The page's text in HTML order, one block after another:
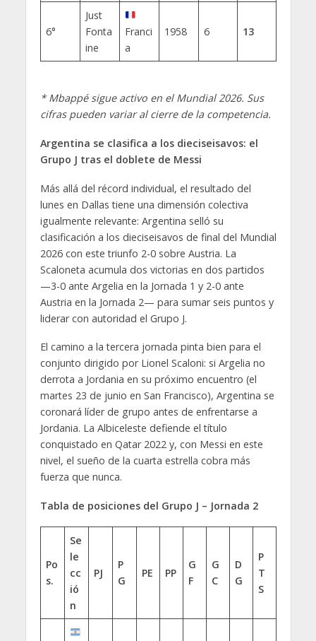
6°
Just
Fonta
ine
Franci
a
1958 6 13
* Mbappé sigue activo en el Mundial 2026. Sus
cifras pueden variar al cierre de la competencia.
Argentina se clasifica a los dieciseisavos: el
Grupo J tras el doblete de Messi
Más allá del récord individual, el resultado del
lunes en Dallas tiene una dimensión colectiva
igualmente relevante: Argentina selló su
clasificación a los dieciseisavos de final del Mundial
2026 con este triunfo 2-0 sobre Austria. La
Scaloneta acumula dos victorias en dos partidos
—3-0 ante Argelia en la Jornada 1 y 2-0 ante
Austria en la Jornada 2— para sumar seis puntos y
liderar con autoridad el Grupo J.
El camino a la tercera jornada pinta bien para el
conjunto dirigido por Lionel Scaloni: si Argelia no
derrota a Jordania en su próximo encuentro (el
martes 23 de junio en San Francisco), Argentina se
coronará líder de grupo antes de enfrentarse a
Jordania. La Albiceleste defiende el título
conquistado en Qatar 2022 y, con Messi en este
nivel, el sueño de la cuarta estrella cobra más
fuerza que nunca.
Tabla de posiciones del Grupo J – Jornada 2
Po
s.
Se
le
cc
ió
n
PJ
P
G
PE PP
G
F
G
C
D
G
P
T
S